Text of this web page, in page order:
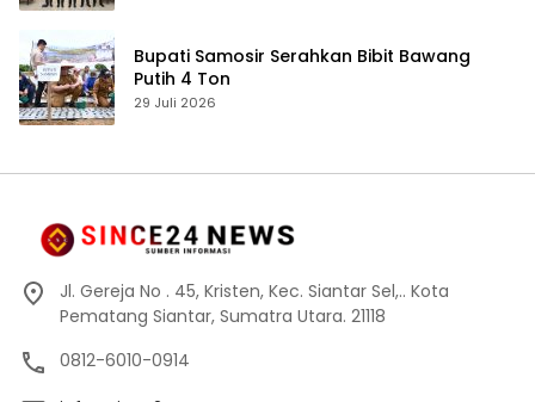
Bupati Samosir Serahkan Bibit Bawang
Putih 4 Ton
29 Juli 2026
Jl. Gereja No . 45, Kristen, Kec. Siantar Sel,.. Kota
Pematang Siantar, Sumatra Utara. 21118
0812-6010-0914